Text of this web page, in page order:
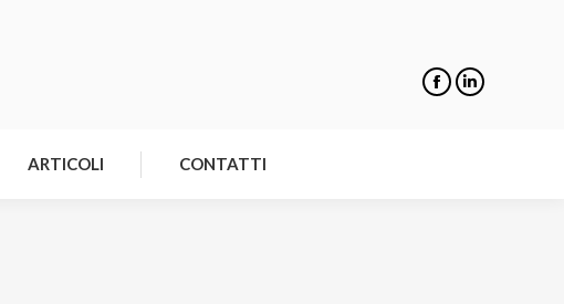
ARTICOLI CONTATTI